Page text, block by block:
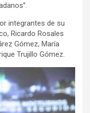
integrantes de su
Ricardo Rosales
Gómez, María
Trujillo Gómez.